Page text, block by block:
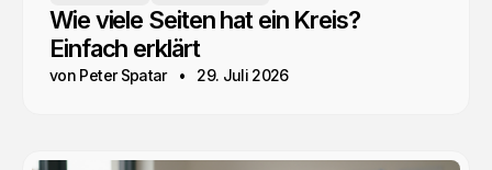
Wie viele Seiten hat ein Kreis?
Einfach erklärt
von Peter Spatar 29. Juli 2026